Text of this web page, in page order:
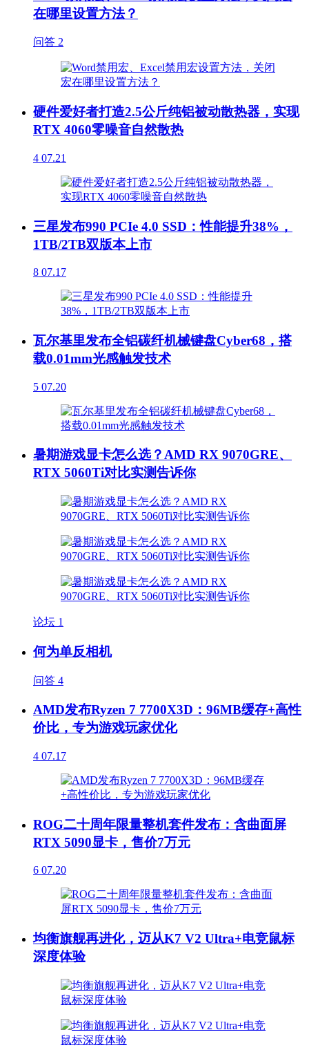
在哪里设置方法？
问答 2
硬件爱好者打造2.5公斤纯铝被动散热器，实现
RTX 4060零噪音自然散热
4 07.21
三星发布990 PCIe 4.0 SSD：性能提升38%，
1TB/2TB双版本上市
8 07.17
瓦尔基里发布全铝碳纤机械键盘Cyber68，搭
载0.01mm光感触发技术
5 07.20
暑期游戏显卡怎么选？AMD RX 9070GRE、
RTX 5060Ti对比实测告诉你
论坛 1
何为单反相机
问答 4
AMD发布Ryzen 7 7700X3D：96MB缓存+高性
价比，专为游戏玩家优化
4 07.17
ROG二十周年限量整机套件发布：含曲面屏
RTX 5090显卡，售价7万元
6 07.20
均衡旗舰再进化，迈从K7 V2 Ultra+电竞鼠标
深度体验